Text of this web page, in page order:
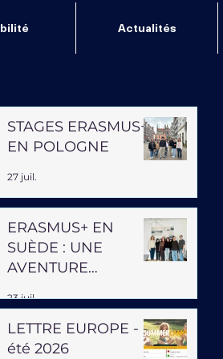
Actualités
STAGES ERASMUS+
EN POLOGNE
27 juil.
ERASMUS+ EN
SUÈDE : UNE
AVENTURE
ET HUMAINE
23 juil.
LETTRE EUROPE -
été 2026